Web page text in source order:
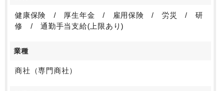
健康保険 / 厚生年金 / 雇用保険 / 労災 / 研
修 / 通勤手当支給(上限あり)
業種
商社（専門商社）